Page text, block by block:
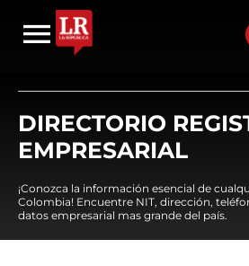
DIRECTORIO
EMPRESARIAL
¡Conozca la información esencial de
Colombia! Encuentre NIT, dirección,
datos empresarial mas grande del país.